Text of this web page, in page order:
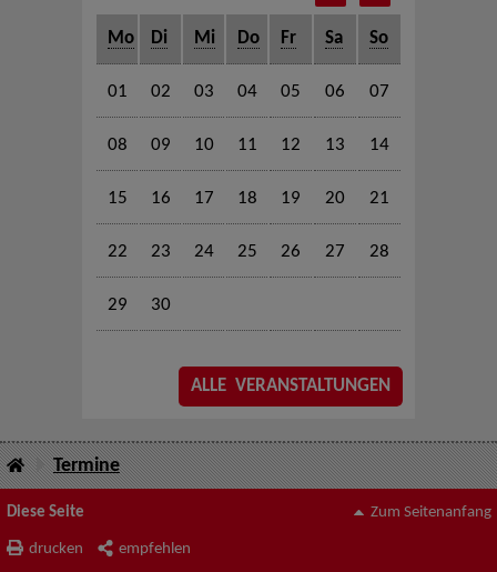
Mo Di Mi Do Fr Sa So
01 02 03 04 05 06 07
08 09 10 11 12 13 14
15 16 17 18 19 20 21
22 23 24 25 26 27 28
29 30
ALLE VERANSTALTUNGEN
Termine
Diese Seite
drucken empfehlen
Zum Seitenanfang